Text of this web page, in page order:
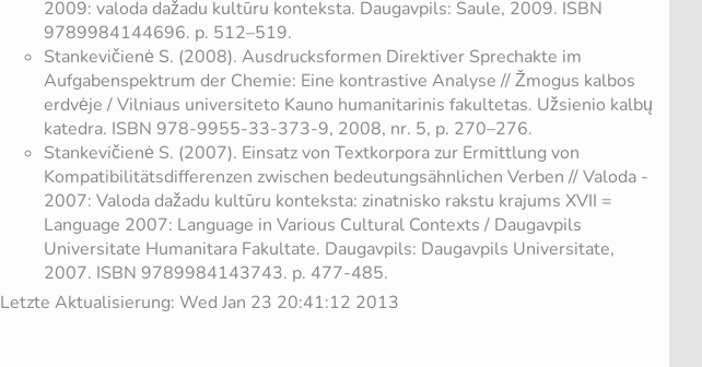
2009: valoda dažadu kultūru konteksta. Daugavpils: Saule, 2009. ISBN
9789984144696. p. 512–519.
Stankevičienė S. (2008). Ausdrucksformen Direktiver Sprechakte im
Aufgabenspektrum der Chemie: Eine kontrastive Analyse // Žmogus kalbos
erdvėje / Vilniaus universiteto Kauno humanitarinis fakultetas. Užsienio kalbų
katedra. ISBN 978-9955-33-373-9, 2008, nr. 5, p. 270–276.
Stankevičienė S. (2007). Einsatz von Textkorpora zur Ermittlung von
Kompatibilitätsdifferenzen zwischen bedeutungsähnlichen Verben // Valoda -
2007: Valoda dažadu kultūru konteksta: zinatnisko rakstu krajums XVII =
Language 2007: Language in Various Cultural Contexts / Daugavpils
Universitate Humanitara Fakultate. Daugavpils: Daugavpils Universitate,
2007. ISBN 9789984143743. p. 477-485.
Letzte Aktualisierung: Wed Jan 23 20:41:12 2013